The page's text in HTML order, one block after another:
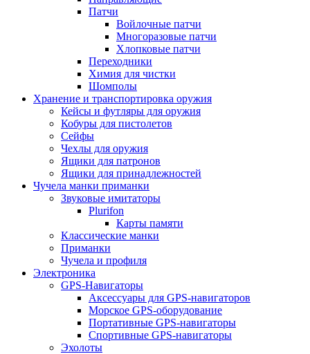
Патчи
Войлочные патчи
Многоразовые патчи
Хлопковые патчи
Переходники
Химия для чистки
Шомполы
Хранение и транспортировка оружия
Кейсы и футляры для оружия
Кобуры для пистолетов
Сейфы
Чехлы для оружия
Ящики для патронов
Ящики для принадлежностей
Чучела манки приманки
Звуковые имитаторы
Plurifon
Карты памяти
Классические манки
Приманки
Чучела и профиля
Электроника
GPS-Навигаторы
Аксессуары для GPS-навигаторов
Морское GPS-оборудование
Портативные GPS-навигаторы
Спортивные GPS-навигаторы
Эхолоты